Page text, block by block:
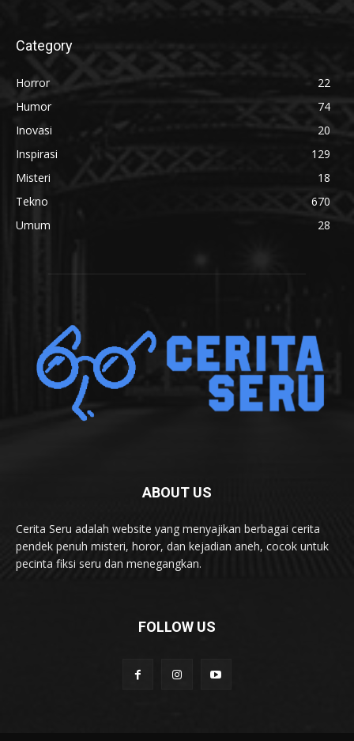
Category
Horror
22
Humor
74
Inovasi
20
Inspirasi
129
Misteri
18
Tekno
670
Umum
28
ABOUT US
Cerita Seru adalah website yang menyajikan berbagai cerita
pendek penuh misteri, horor, dan kejadian aneh, cocok untuk
pecinta fiksi seru dan menegangkan.
FOLLOW US